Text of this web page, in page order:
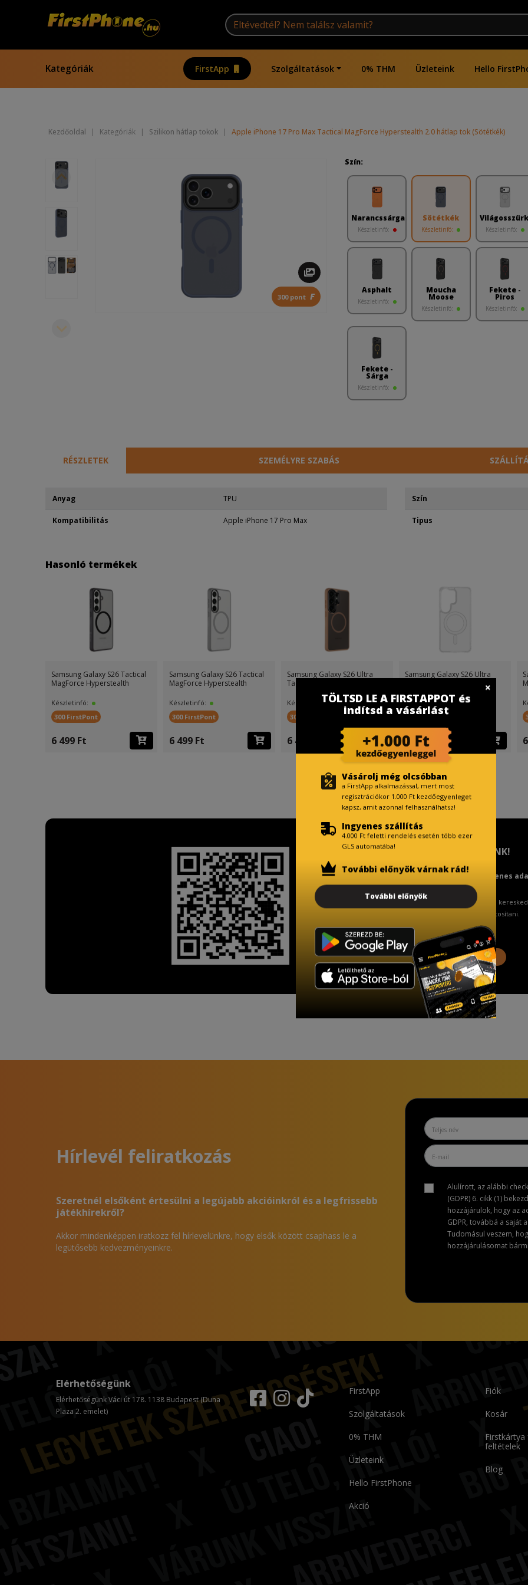
Kategóriák FirstApp Szolgáltatások 0% THM Üzleteink Hello
Kezdőoldal | Kategóriák | Szilikon hátlap tokok | Apple iPhone 17 Pro Max Tactical MagForce Hyperstealth 2.0 hátlap tok (Sötétkék)
300 pont F
Szín:
Narancssárga
Készletinfó:
Sötétkék
Készletinfó: Készletinfó:
Asphalt
Készletinfó:
Moucha
Moose
Készletinfó:
Fekete -
Piros
Készletinfó:
Fekete -
Sárga
Készletinfó:
RÉSZLETEK SZEMÉLYRE SZABÁS
Anyag TPU
Kompatibilitás Apple iPhone 17 Pro Max
Szín
Tipus
Hasonló termékek
Samsung Galaxy S26 Tactical
MagForce Hyperstealth
Készletinfó:
300 FirstPont
6 499 Ft
Samsung Galaxy S26 Tactical
MagForce Hyperstealth
Készletinfó:
300 FirstPont
6 499 Ft
Samsung Galaxy S26 Ultra
Tactical MagForce Hyperst
Készletinfó:
300 FirstPont
6 499 Ft
Samsung Galaxy S26 Ultra
Tactical MagForce MagSafe
Készletinfó:
300 FirstPont
6 899 Ft
TISZTELT VÁSÁRLÓNK!
Fizetésnél kérje az ingyenes
A Kormány döntése alapján a
ingyenes adattörlő kódot biztosítani.
További információ
Hírlevél feliratkozás
Szeretnél elsőként értesülni a legújabb akcióinkról és a legfrissebb
játékhírekről?
Akkor mindenképpen iratkozz fel hírlevelünkre, hogy elsők között csaphass le a
legütősebb kedvezményeinkre.
Alulírott, az alábbi
(GDPR) 6. cikk (1)
hozzájárulok, hogy az
GDPR, továbbá a saját
Tudomásul veszem,
hozzájárulásomat
FirstApp
Szolgáltatások
0% THM
Üzleteink
Hello FirstPhone
Akció
Fiók
Kosár
Firstkártya
feltételek
Blog
Elérhetőségünk
Elérhetőségünk Váci út 178. 1138 Budapest (Duna
Plaza 2. emelet)
TÖLTSD LE A FIRSTAPPOT és
indítsd a vásárlást
Vásárolj még olcsóbban
a FirstApp alkalmazással, mert most
regisztrációkor 1.000 Ft kezdőegyenleget
kapsz, amit azonnal felhasználhatsz!
Ingyenes szállítás
4.000 Ft feletti rendelés esetén több ezer
GLS automatába!
További előnyök várnak rád!
További előnyök